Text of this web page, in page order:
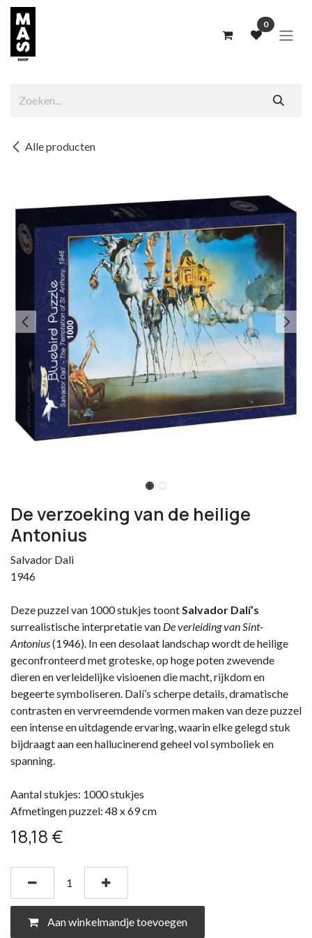
Overslaan naar inhoud
0
Alle producten
De verzoeking van de heilige
Antonius
Salvador Dali
1946
Deze puzzel van 1000 stukjes toontSalvador Dalí’s
surrealistische interpretatie van De verleiding van Sint-
Antonius(1946). In een desolaat landschap wordt de heilige
geconfronteerd met groteske, op hoge poten zwevende
dieren en verleidelijke visioenen die macht, rijkdom en
begeerte symboliseren. Dalí’s scherpe details, dramatische
contrasten en vervreemdende vormen maken van deze puzzel
een intense en uitdagende ervaring, waarin elke gelegd stuk
bijdraagt aan een hallucinerend geheel vol symboliek en
spanning.
Aantal stukjes: 1000 stukjes
Afmetingen puzzel: 48 x 69 cm
18,18 €
Aan winkelmandje toevoegen